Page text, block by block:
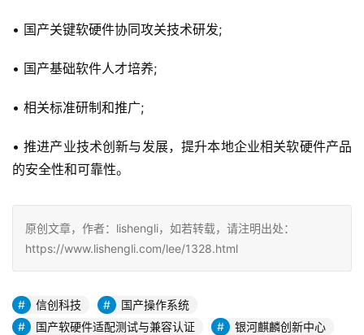
• 国产关键软硬件协同攻关技术研发;
• 国产基础软件人才培养;
• 相关标准研制和推广;
• 推进产业技术创新与发展，提升本地企业相关软硬件产品
的安全性和可靠性。
原创文章，作者：lishengli，如若转载，请注明出处：
https://www.lishengli.com/lee/1328.html
信创科技
国产操作系统
国产软硬件适配测试与兼容认证
银河麒麟创新中心